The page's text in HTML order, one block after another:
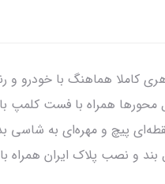
کاملا هماهنگ با خودرو و
استفاده از لوله 50 میلیمتری با ضخامت 4 میلیمتر بصورت یکپارچه با خمیدگی متقارن. با نصب
و نصب پلاک ایران همراه